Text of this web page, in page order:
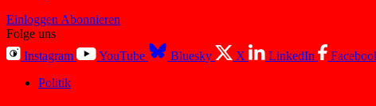
Einloggen Abonnieren
Folge uns
Instagram
YouTube Bluesky X LinkedIn
Politik